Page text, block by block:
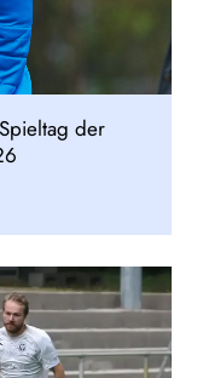
der